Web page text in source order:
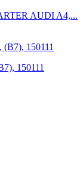
AUDI A4,...
150111